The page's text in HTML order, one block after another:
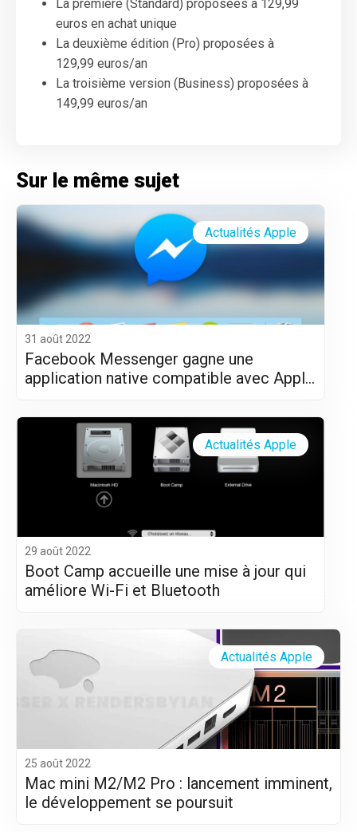
La première (Standard) proposées à 129,99
euros en achat unique
La deuxième édition (Pro) proposées à
129,99 euros/an
La troisième version (Business) proposées à
149,99 euros/an
Sur le même sujet
31 août 2022
Facebook Messenger gagne une
application native compatible avec Apple
Actualités Apple
29 août 2022
Boot Camp accueille une mise à jour qui
améliore Wi-Fi et Bluetooth
Actualités Apple
25 août 2022
Mac mini M2/M2 Pro : lancement imminent,
le développement se poursuit
Actualités Apple